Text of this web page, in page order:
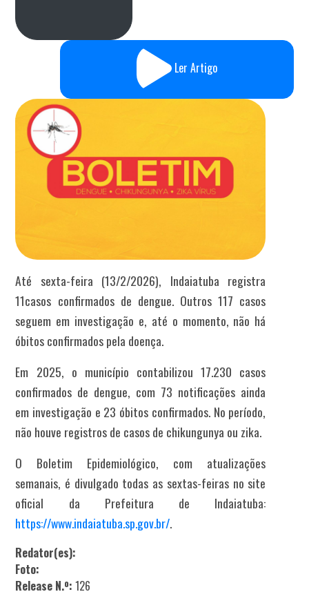
Ler Artigo
Até sexta-feira (13/2/2026), Indaiatuba registra
11casos confirmados de dengue. Outros 117 casos
seguem em investigação e, até o momento, não há
óbitos confirmados pela doença.
Em 2025, o município contabilizou 17.230 casos
confirmados de dengue, com 73 notificações ainda
em investigação e 23 óbitos confirmados. No período,
não houve registros de casos de chikungunya ou zika.
O Boletim Epidemiológico, com atualizações
semanais, é divulgado todas as sextas-feiras no site
oficial da Prefeitura de Indaiatuba:
https://www.indaiatuba.sp.gov.br/.
Redator(es):
Foto:
Release N.º: 126